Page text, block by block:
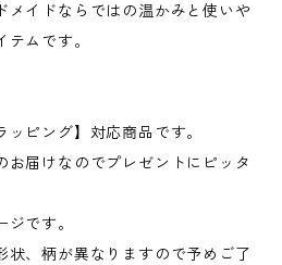
メイドならではの温かみと使いや
ムです。
ピング】対応商品です。
お届けなのでプレゼントにピッタ
です。
状、柄が異なりますので予めご了